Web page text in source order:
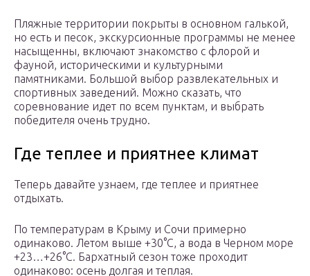
Пляжные территории покрыты в основном галькой,
но есть и песок, экскурсионные программы не менее
насыщенны, включают знакомство с флорой и
фауной, историческими и культурными
памятниками. Большой выбор развлекательных и
спортивных заведений. Можно сказать, что
соревнование идет по всем пунктам, и выбрать
победителя очень трудно.
Где теплее и приятнее климат
Теперь давайте узнаем, где теплее и приятнее
отдыхать.
По температурам в Крыму и Сочи примерно
одинаково. Летом выше +30°С, а вода в Черном море
+23…+26°С. Бархатный сезон тоже проходит
одинаково: осень долгая и теплая.